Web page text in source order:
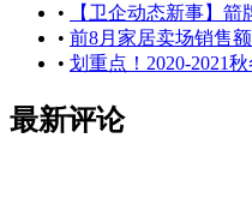
•
【卫企动态新事】
• 前8月家居卖场销售
• 划重点！2020-2021
最新评论